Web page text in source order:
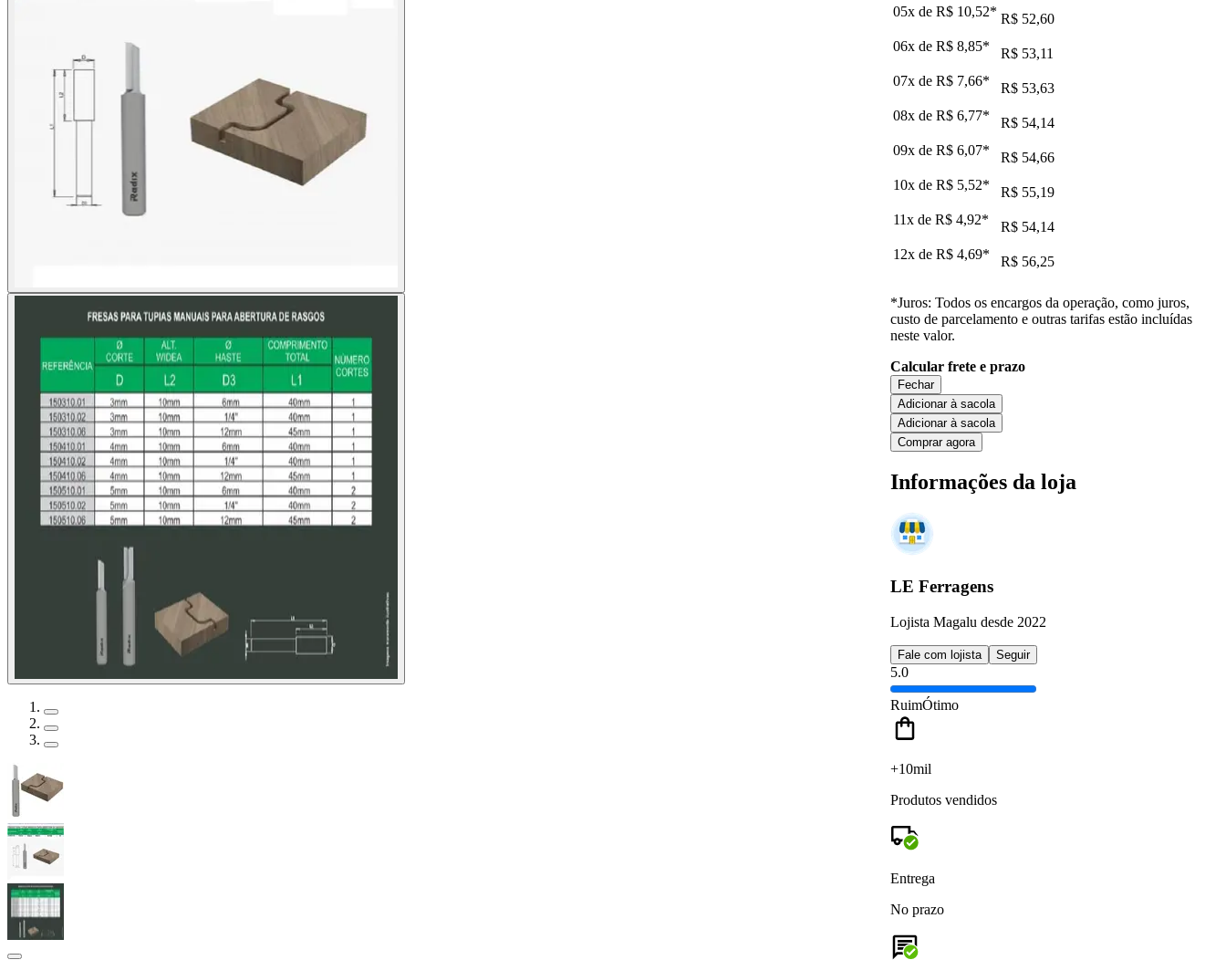
05x de R$ 10,52* R$ 52,60
06x de R$ 8,85*
R$ 53,11
07x de R$ 7,66*
R$ 53,63
08x de R$ 6,77*
R$ 54,14
09x de R$ 6,07*
R$ 54,66
10x de R$ 5,52*
R$ 55,19
11x de R$ 4,92*
R$ 54,14
12x de R$ 4,69* R$ 56,25
*Juros: Todos os encargos da operação, como juros,
custo de parcelamento e outras tarifas estão incluídas
neste valor.
Calcular frete e prazo
Fechar
Adicionar à sacola
Adicionar à sacola
Comprar agora
Informações da loja
LE Ferragens
Lojista Magalu desde 2022
Fale com lojista Seguir
5.0
RuimÓtimo
+10mil
Produtos vendidos
Entrega
No prazo